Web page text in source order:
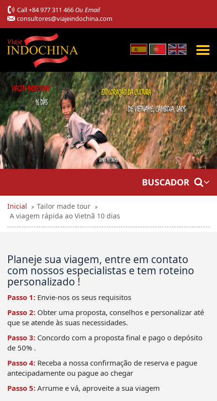
Call+84 977 311 466 Ou Email
consultores@viajeindochina.com
BUSCADOR
Inicial
Tailor made tour
A viagem rápida ao Vietnã 10 dias
Planeje sua viagem, entre em contato
com nossos especialistas e tem roteino
personalizado !
Passo 1: Envie-nos os seus requisitos
Passo 2: Obter uma proposta, conselhos e personalizar até
que se atende às suas necessidades.
Passo 3: Concordo com a proposta final e pago o depósito
de 50% .
Passo 4: Receba a nossa confirmação de reserva e pague
antecipadamente ou pague ao chegar
Passo 5: Arrume e vá, aproveite a sua viagem